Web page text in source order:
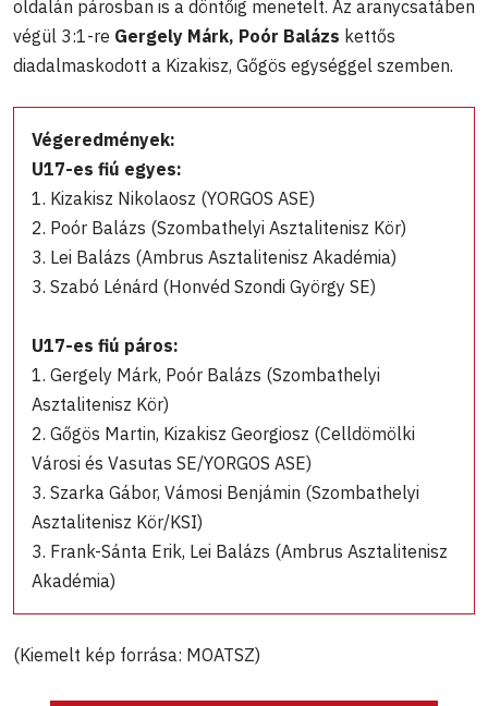
oldalán párosban is a döntőig menetelt. Az aranycsatáben
végül 3:1-re Gergely Márk, Poór Balázs kettős
diadalmaskodott a Kizakisz, Gőgös egységgel szemben.
Végeredmények:
U17-es fiú egyes:
1. Kizakisz Nikolaosz (YORGOS ASE)
2. Poór Balázs (Szombathelyi Asztalitenisz Kör)
3. Lei Balázs (Ambrus Asztalitenisz Akadémia)
3. Szabó Lénárd (Honvéd Szondi György SE)
U17-es fiú páros:
1. Gergely Márk, Poór Balázs (Szombathelyi
Asztalitenisz Kör)
2. Gőgös Martin, Kizakisz Georgiosz (Celldömölki
Városi és Vasutas SE/YORGOS ASE)
3. Szarka Gábor, Vámosi Benjámin (Szombathelyi
Asztalitenisz Kör/KSI)
3. Frank-Sánta Erik, Lei Balázs (Ambrus Asztalitenisz
Akadémia)
(Kiemelt kép forrása: MOATSZ)